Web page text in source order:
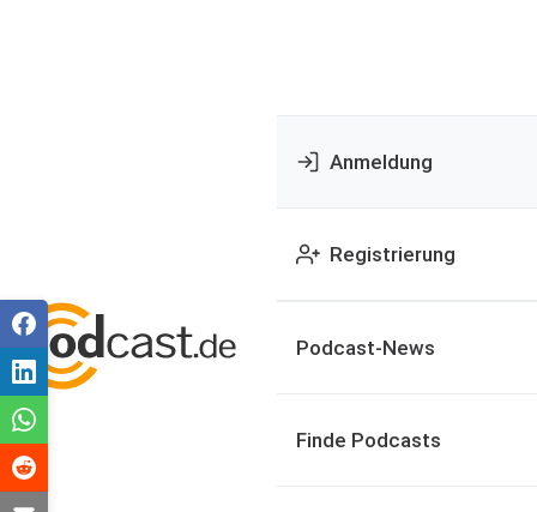
Anmeldung
Registrierung
Podcast-News
Finde Podcasts